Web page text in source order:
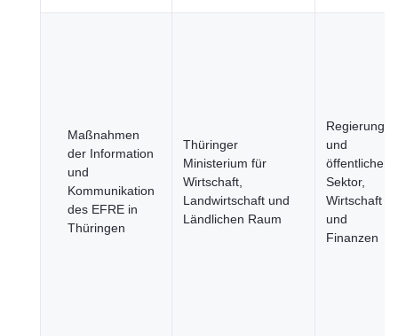
Maßnahmen
der Information
und
Kommunikation
des EFRE in
Thüringen
Thüringer
Ministerium für
Wirtschaft,
Landwirtschaft und
Ländlichen Raum
Regierung
und
öffentlicher
Sektor,
Wirtschaft
und
Finanzen